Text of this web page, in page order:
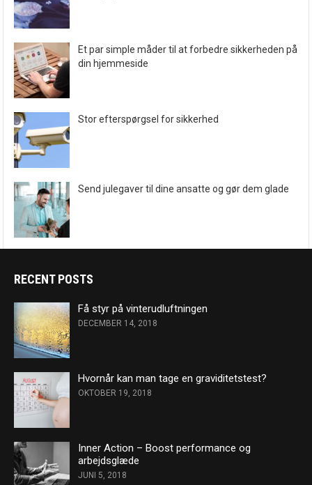
Et par simple måder til at forbedre sikkerheden på
din hjemmeside
Stor efterspørgsel for sikkerhed
Send julegaver til dine ansatte og gør dem glade
RECENT POSTS
Få styr på vinterudluftningen
DECEMBER 14, 2018
Hvornår kan man tage en graviditetstest?
OKTOBER 19, 2018
Inner Action – Boost performance og
arbejdsglæde
JUNI 5, 2018